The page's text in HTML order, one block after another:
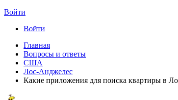
Войти
Войти
Главная
Вопросы и ответы
США
Лос-Анджелес
Какие приложения для поиска квартиры в